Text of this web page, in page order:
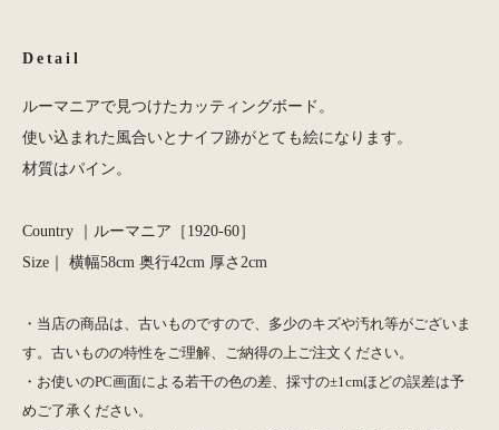
Detail
ルーマニアで見つけたカッティングボード。
使い込まれた風合いとナイフ跡がとても絵になります。
材質はパイン。
Country ｜ルーマニア［1920-60］
Size｜ 横幅58cm 奥行42cm 厚さ2cm
・当店の商品は、古いものですので、多少のキズや汚れ等がございま
す。古いものの特性をご理解、ご納得の上ご注文ください。
・お使いのPC画面による若干の色の差、採寸の±1cmほどの誤差は予
めご了承ください。